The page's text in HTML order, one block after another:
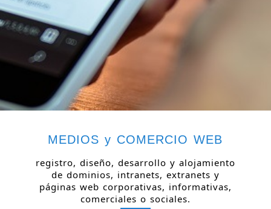
MEDIOS y COMERCIO WEB
registro, diseño, desarrollo y alojamiento
de dominios, intranets, extranets y
páginas web corporativas, informativas,
comerciales o sociales.